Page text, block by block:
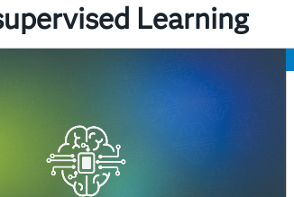
Learning